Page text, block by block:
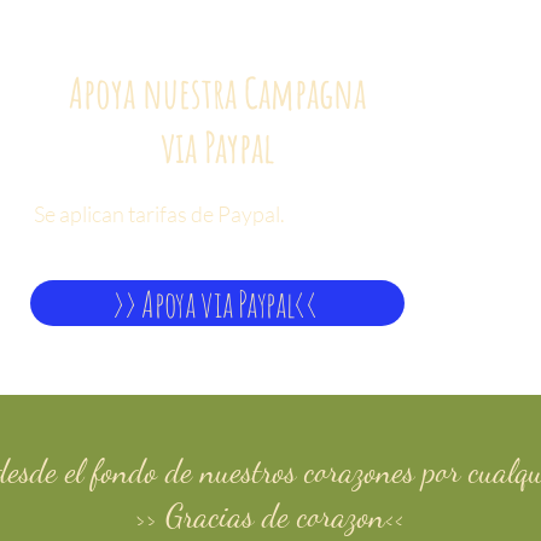
Apoya nuestra Campagna
via Paypal
Se aplican tarifas de Paypal.
>> Apoya via Paypal<<
el fondo de nuestros corazones por
>> Gracias de corazon<<